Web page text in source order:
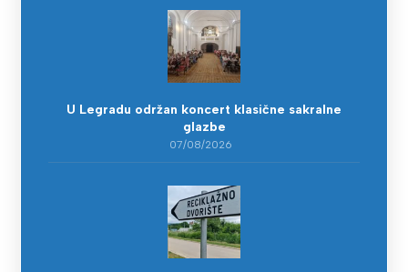
U Legradu održan koncert klasične sakralne
glazbe
07/08/2026